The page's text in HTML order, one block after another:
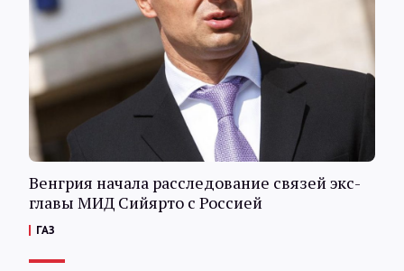
Венгрия начала расследование связей экс-
главы МИД Сийярто с Россией
ГАЗ